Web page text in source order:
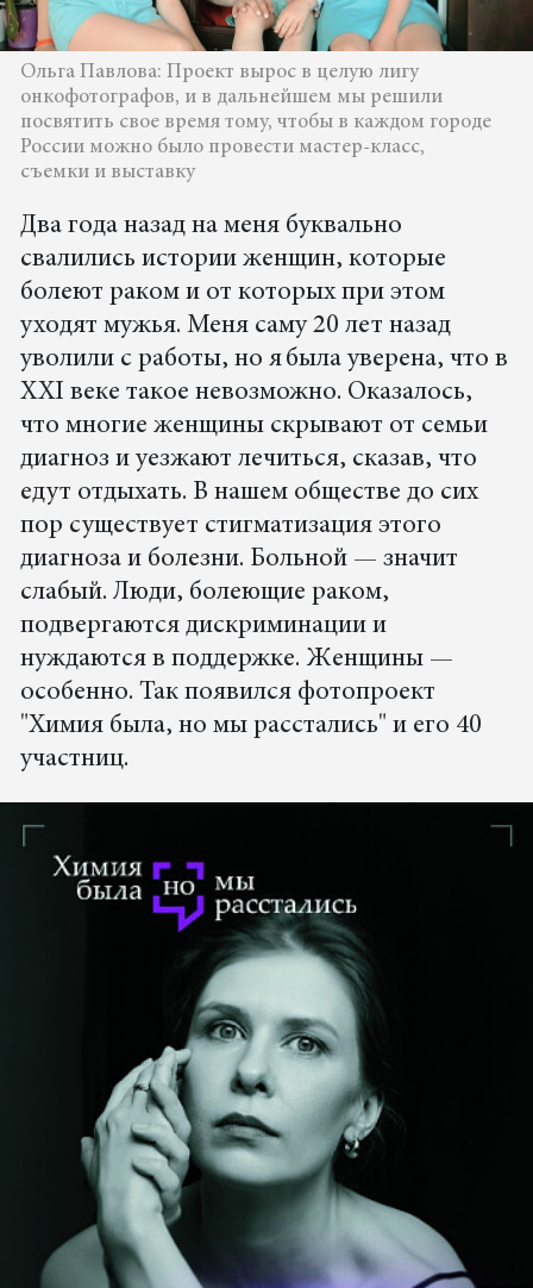
Ольга Павлова: Проект вырос в целую лигу
онкофотографов, и в дальнейшем мы решили
посвятить свое время тому, чтобы в каждом городе
России можно было провести мастер-класс,
съемки и выставку
Два года назад на меня буквально
свалились истории женщин, которые
болеют раком и от которых при этом
уходят мужья. Меня саму 20 лет назад
уволили с работы, но я была уверена, что в
XXI веке такое невозможно. Оказалось,
что многие женщины скрывают от семьи
диагноз и уезжают лечиться, cказав, что
едут отдыхать. В нашем обществе до сих
пор существует стигматизация этого
диагноза и болезни. Больной — значит
слабый. Люди, болеющие раком,
подвергаются дискриминации и
нуждаются в поддержке. Женщины —
особенно. Так появился фотопроект
"Химия была, но мы расстались" и его 40
участниц.